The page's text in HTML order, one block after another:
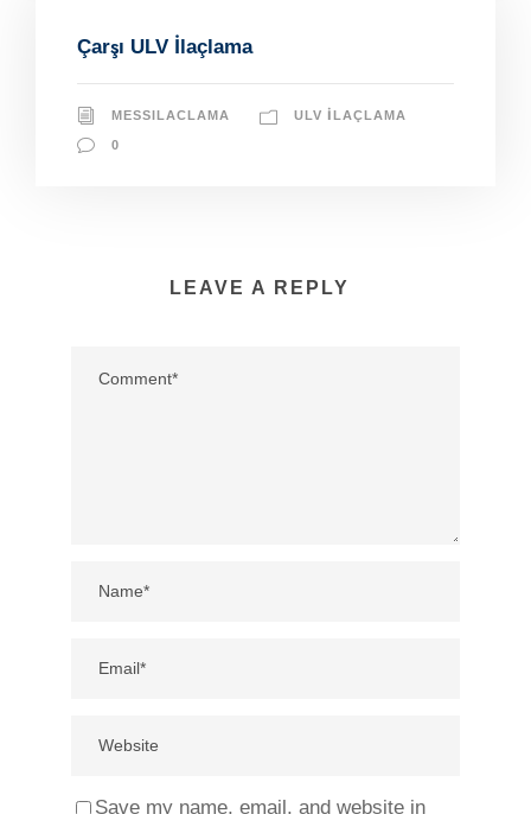
Çarşı ULV İlaçlama
MESSILACLAMA ULV İLAÇLAMA
0
LEAVE A REPLY
Save my name, email, and website in